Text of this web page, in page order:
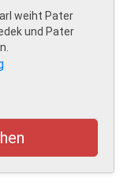
weiht Pater
und Pater